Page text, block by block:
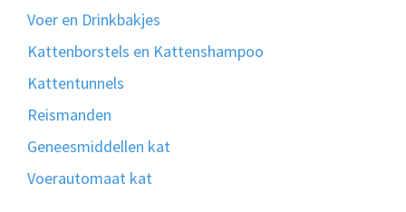
Voer en Drinkbakjes
Kattenborstels en Kattenshampoo
Kattentunnels
Reismanden
Geneesmiddellen kat
Voerautomaat kat